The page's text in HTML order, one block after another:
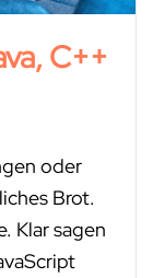
C++
oder
Brot.
Klar sagen